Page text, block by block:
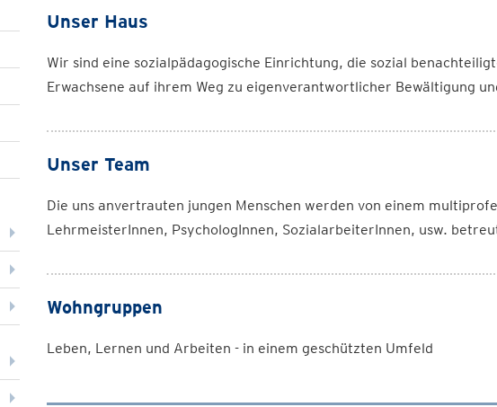
Unser Haus
Wir sind eine sozialpädagogische Einrichtung, die sozial
Erwachsene auf ihrem Weg zu eigenverantwortlicher Bewältigung
Unser Team
Die uns anvertrauten jungen Menschen werden von einem
LehrmeisterInnen, PsychologInnen, SozialarbeiterInnen, usw.
Wohngruppen
Leben, Lernen und Arbeiten - in einem geschützten Umfeld